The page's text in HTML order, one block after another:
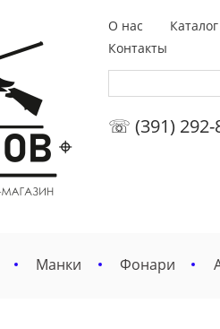
О нас Каталог
Контакты
☏ (391) 292-
Манки Фонари